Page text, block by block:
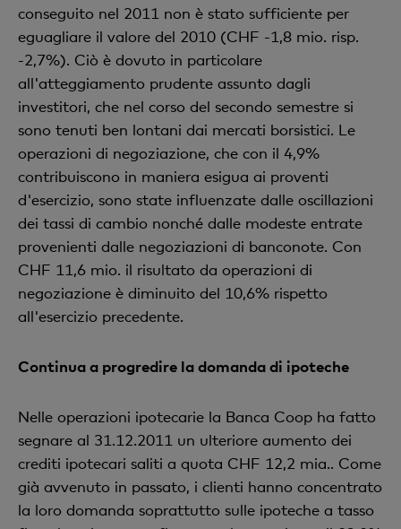
conseguito nel 2011 non è stato sufficiente per
eguagliare il valore del 2010 (CHF -1,8 mio. risp.
-2,7%). Ciò è dovuto in particolare
all'atteggiamento prudente assunto dagli
investitori, che nel corso del secondo semestre si
sono tenuti ben lontani dai mercati borsistici. Le
operazioni di negoziazione, che con il 4,9%
contribuiscono in maniera esigua ai proventi
d'esercizio, sono state influenzate dalle oscillazioni
dei tassi di cambio nonché dalle modeste entrate
provenienti dalle negoziazioni di banconote. Con
CHF 11,6 mio. il risultato da operazioni di
negoziazione è diminuito del 10,6% rispetto
all'esercizio precedente.
Continua a progredire la domanda di ipoteche
Nelle operazioni ipotecarie la Banca Coop ha fatto
segnare al 31.12.2011 un ulteriore aumento dei
crediti ipotecari saliti a quota CHF 12,2 mia.. Come
già avvenuto in passato, i clienti hanno concentrato
la loro domanda soprattutto sulle ipoteche a tasso